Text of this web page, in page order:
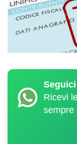
Ricevi
sempre